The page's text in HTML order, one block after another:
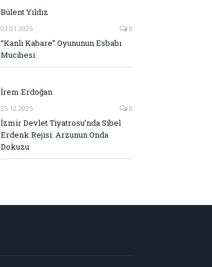
Bülent Yıldız
03.01.2026 0
“Kanlı Kabare” Oyununun Esbabı
Mucibesi
İrem Erdoğan
25.12.2025 0
İzmir Devlet Tiyatrosu’nda Sibel
Erdenk Rejisi: Arzunun Onda
Dokuzu